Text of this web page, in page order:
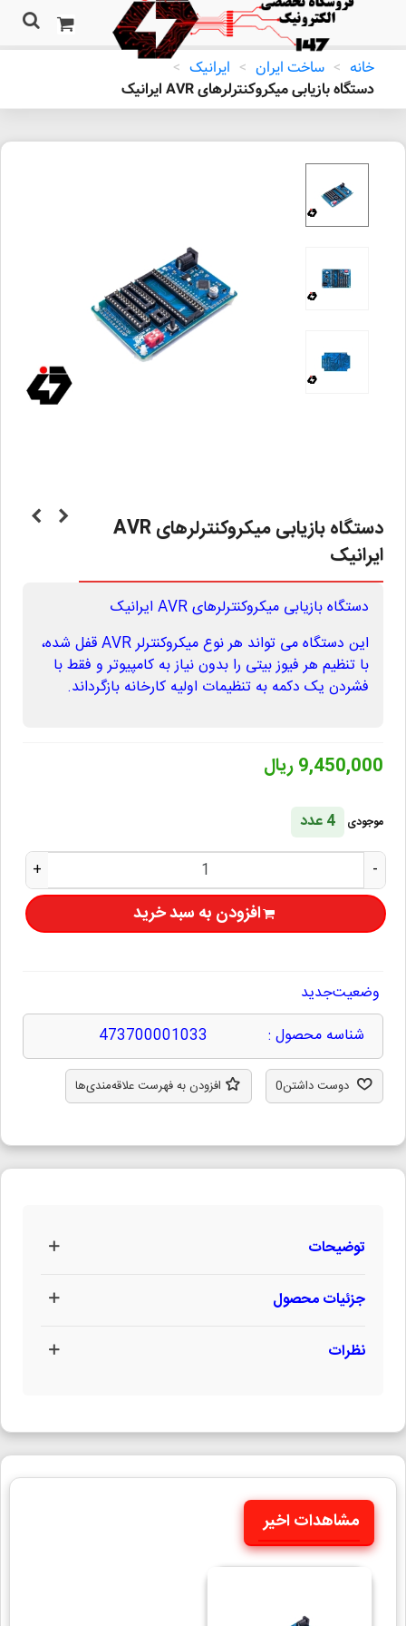
خانه > ساخت ایران > ایرانیک >
دستگاه بازیابی میکروکنترلرهای AVR ایرانیک
دستگاه بازیابی میکروکنترلرهای AVR
ایرانیک
دستگاه بازیابی میکروکنترلرهای AVR ایرانیک
این دستگاه می تواند هر نوع میکروکنترلر AVR قفل شده،
با تنظیم هر فیوز بیتی را بدون نیاز به کامپیوتر و فقط با
فشردن یک دکمه به تنظیمات اولیه کارخانه بازگرداند.
9,450,000 ریال
موجودی
4 عدد
-
+
افزودن به سبد خرید
وضعیتجدید
شناسه محصول :
473700001033
دوست داشتن0 افزودن به فهرست علاقه‌مندی‌ها
توضیحات
جزئیات محصول
نظرات
مشاهدات اخیر